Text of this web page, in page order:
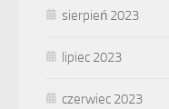
sierpień 2023
lipiec 2023
czerwiec 2023